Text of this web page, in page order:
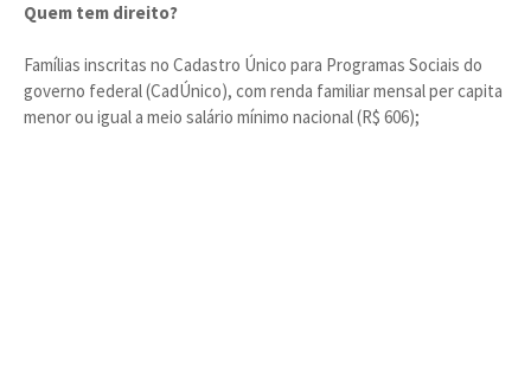
Quem tem direito?
Famílias inscritas no Cadastro Único para Programas Sociais do
governo federal (CadÚnico), com renda familiar mensal per capita
menor ou igual a meio salário mínimo nacional (R$ 606);